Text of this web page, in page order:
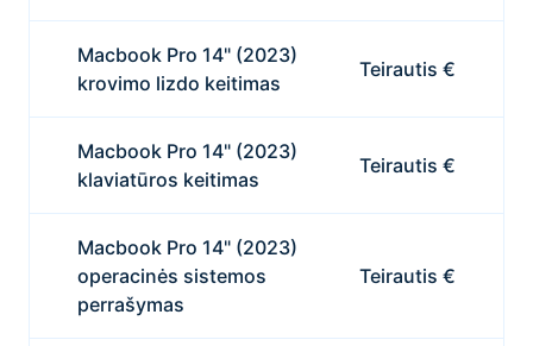
Macbook Pro 14" (2023)
krovimo lizdo keitimas
Teirautis €
Macbook Pro 14" (2023)
klaviatūros keitimas
Teirautis €
Macbook Pro 14" (2023)
operacinės sistemos
perrašymas
Teirautis €